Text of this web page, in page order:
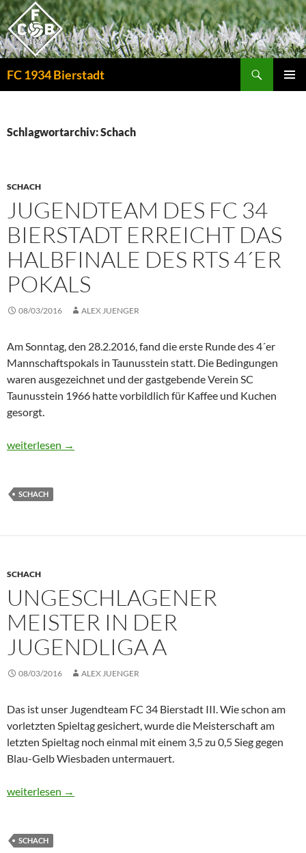
Zum
Inhalt
springen
FC 1934 Bierstadt
Schlagwortarchiv: Schach
SCHACH
JUGENDTEAM DES FC 34
BIERSTADT ERREICHT DAS
HALBFINALE DES RTS 4´ER
POKALS
08/03/2016 ALEX JUENGER
Am Sonntag, den 28.2.2016, fand die erste Runde des 4´er
Mannschaftspokals in Taunusstein statt. Die Bedingungen
waren ausgezeichnet und der gastgebende Verein SC
Taunusstein 1966 hatte vorbildlich für Kaffee und Kuchen
gesorgt.
Jugendteam des FC 34 Bierstadt erreicht das Halbfinale des
weiterlesen →
SCHACH
SCHACH
UNGESCHLAGENER
MEISTER IN DER
JUGENDLIGA A
08/03/2016 ALEX JUENGER
Das ist unser Jugendteam FC 34 Bierstadt III. Wie schon am
vorletzten Spieltag gesichert, wurde die Meisterschaft am
letzten Spieltag noch einmal mit einem 3,5 zu 0,5 Sieg gegen
Blau-Gelb Wiesbaden untermauert.
Ungeschlagener Meister in der Jugendliga A
weiterlesen →
SCHACH